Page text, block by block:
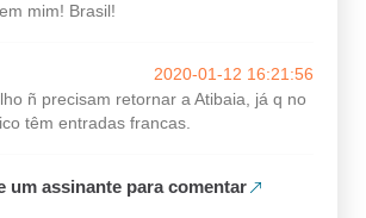
mim! Brasil!
2020-01-12 16:21:56
ñ precisam retornar a Atibaia, já q no
têm entradas francas.
um assinante para comentar